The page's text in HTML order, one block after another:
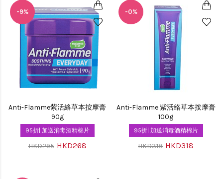
-9%
Anti-Flamme紫活絡草本按摩膏
90g
95折| 加送消毒酒精棉片
HKD295 HKD268
-0%
Anti-Flamme 紫活絡草本按摩膏
100g
95折| 加送消毒酒精棉片
HKD318 HKD318